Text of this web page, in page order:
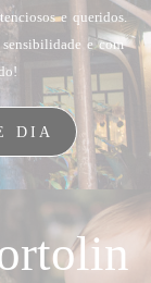
e queridos.
e com
DIA